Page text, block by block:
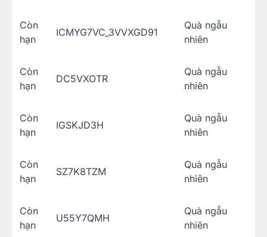
Còn
hạn
ICMYG7VC_3VVXGD91
Quà ngẫu
nhiên
Còn
hạn
DC5VXOTR
Quà ngẫu
nhiên
Còn
hạn
IGSKJD3H
Quà ngẫu
nhiên
Còn
hạn
SZ7K8TZM
Quà ngẫu
nhiên
Còn
hạn
U55Y7QMH
Quà ngẫu
nhiên